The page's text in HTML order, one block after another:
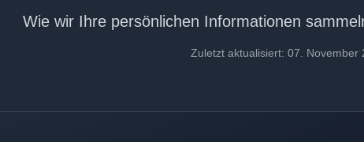
Wie wir Ihre persönlichen Informationen
Zuletzt aktualisiert: 07. November